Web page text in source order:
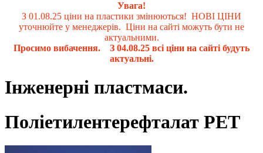
Увага!
З 01.08.25 ціни на пластики змінюються! НОВІ ЦІНИ
уточнюйте у менеджерів. Ціни на сайті можуть бути не
актуальними.
Просимо вибачення. З 04.08.25 всі ціни на сайті будуть
актуальні.
Інженерні пластмаси.
Поліетилентерефталат PET